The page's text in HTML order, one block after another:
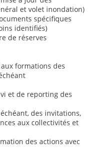
et volet inondation)
spécifiques
identifiés)
de réserves
formations des
et de reporting des
des invitations,
aux collectivités et
des actions avec